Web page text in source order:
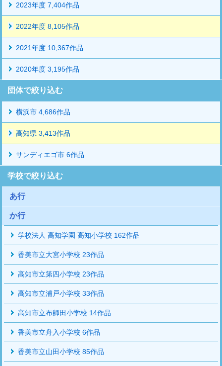
2023年度 7,404作品
2022年度 8,105作品
2021年度 10,367作品
2020年度 3,195作品
団体で絞り込む
横浜市 4,686作品
高知県 3,413作品
サンディエゴ市 6作品
学校で絞り込む
あ行
か行
学校法人 高知学園 高知小学校 162作品
香美市立大宮小学校 23作品
高知市立第四小学校 23作品
高知市立浦戸小学校 33作品
高知市立布師田小学校 14作品
香美市立舟入小学校 6作品
香美市立山田小学校 85作品